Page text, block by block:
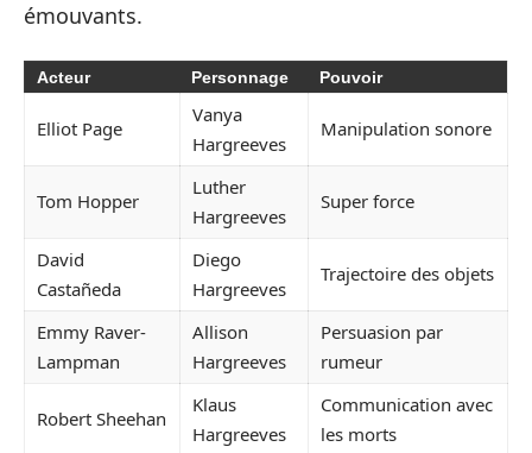
émouvants.
Acteur Personnage Pouvoir
Elliot Page
Vanya
Hargreeves
Manipulation sonore
Tom Hopper
Luther
Hargreeves
Super force
David
Castañeda
Diego
Hargreeves
Trajectoire des objets
Emmy Raver-
Lampman
Allison
Hargreeves
Persuasion par
rumeur
Robert Sheehan
Klaus
Hargreeves
Communication avec
les morts